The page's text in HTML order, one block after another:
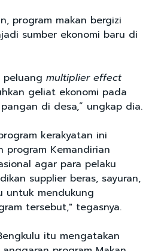
program makan bergizi
sumber ekonomi baru di
peluang multiplier effect
geliat ekonomi pada
di desa,” ungkap dia.
kerakyatan ini
program Kemandirian
agar para pelaku
supplier beras, sayuran,
untuk mendukung
tersebut," tegasnya.
itu mengatakan